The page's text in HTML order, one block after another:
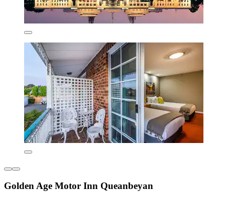
Golden Age Motor Inn Queanbeyan